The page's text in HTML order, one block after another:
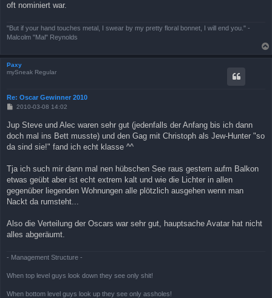
oft nominiert war.
"But if your hand touches metal, I swear by my pretty floral bonnet, I will end you." -
Malcolm "Mal" Reynolds
Paxy
mySneak Regular
Re: Oscar Gewinner 2010
B
t
r
g
2010-03-08 14:02
Jup Steve und Alec waren sehr gut (jedenfalls der Anfang bis ich dann
doch mal ins Bett musste) und den Gag mit Christoph als Jew-Hunter "so
da sind sie!" fand ich echt klasse ^^
Tja ich such mir dann mal nen hübschen See raus gestern aufm Balkon
etwas geübt aber ist echt extrem kalt und wie die Lichter in allen
gegenüber liegenden Wohnungen alle plötzlich ausgehen wenn man
Nackt da rumsteht...
Also die Verteilung der Oscars war sehr gut, hauptsache Avatar hat nicht
alles abgeräumt.
- Management Structure -
When top level guys look down they see only shit!
When bottom level guys look up they see only assholes!